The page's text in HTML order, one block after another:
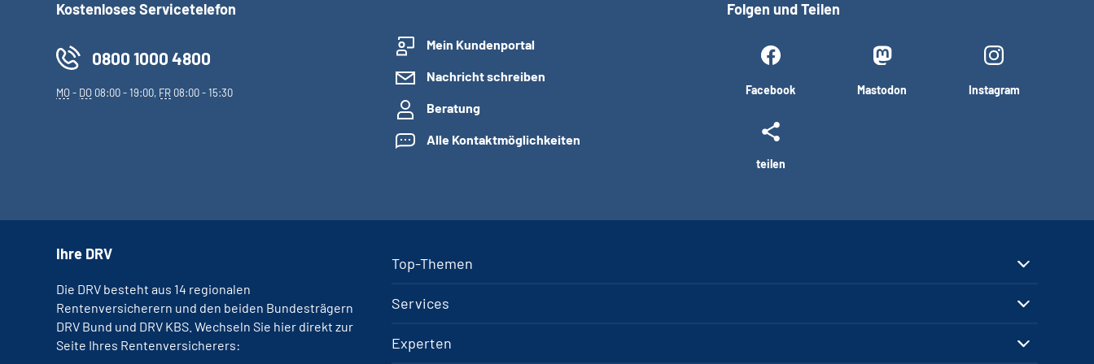
Kostenloses Servicetelefon
0800 1000 4800
MO- DO 08:00 - 19:00, FR 08:00 - 15:30
Mein Kundenportal
Nachricht schreiben
Beratung
Alle Kontaktmöglichkeiten
Folgen und Teilen
Facebook Mastodon Instagram
teilen
Top-Themen
Services
Experten
Ihre DRV
Die DRV besteht aus 14 regionalen
Rentenversicherern und den beiden Bundesträgern
DRV Bund und DRV KBS. Wechseln Sie hier direkt zur
Seite Ihres Rentenversicherers: